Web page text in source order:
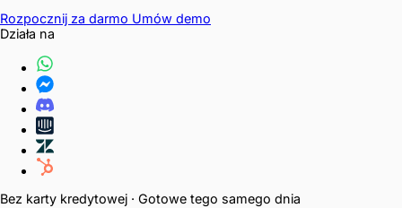
Rozpocznij za darmo Umów demo
Działa na
Bez karty kredytowej · Gotowe tego samego dnia